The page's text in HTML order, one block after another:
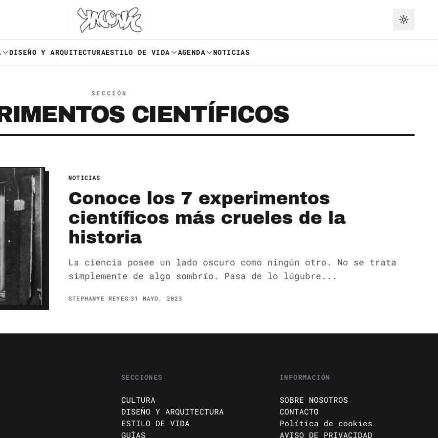
DISEÑO Y ARQUITECTURAESTILO DE VIDA AGENDA NOTICIAS
SECCIÓN
CIENTÍFICOS
NOTICIAS
Conoce los 7 experimentos
científicos más crueles de la
historia
La ciencia posee un lado oscuro como ningún otro. No se trata
simplemente de algo sombrío. Pasa de lo lúgubre...
STEPHANYE REYES 31 MAYO, 2023
SECCIONES
CULTURA
DISEÑO Y ARQUITECTURA
ESTILO DE VIDA
GUÍAS
INFORMACIÓN
SOBRE NOSOTROS
CONTACTO
Política de cookies
AVISO DE PRIVACIDAD